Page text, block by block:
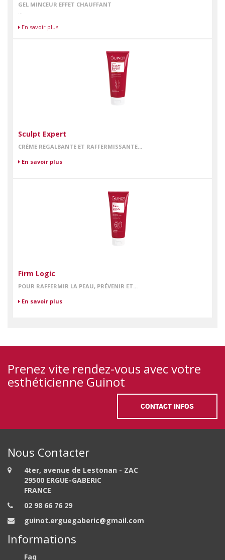
GEL MINCEUR EFFET CHAUFFANT
...
En savoir plus
Sculpt Expert
CRÈME REGALBANTE ET RAFFERMISSANTE...
En savoir plus
Firm Logic
POUR RAFFERMIR LA PEAU, PRÉVENIR ET...
En savoir plus
Prenez vite rendez-vous avec votre
esthéticienne Guinot
CONTACT INFOS
Nous Contacter
4ter, avenue de Lestonan - ZAC
29500 ERGUE-GABERIC
FRANCE
02 98 66 76 29
guinot.erguegaberic@gmail.com
Informations
Faq